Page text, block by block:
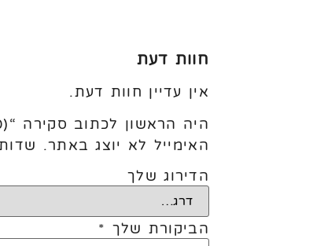
חוות דעת
אין עדיין חוות דעת.
היה הראשון לכתוב סקירה “(100יח׳) 5׳ Hot Pink”
האימייל לא יוצג באתר.
הדירוג שלך
הביקורת שלך *